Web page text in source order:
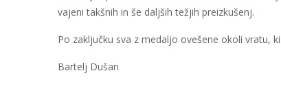
vajeni takšnih in še daljših težjih preizkušenj.
Po zaključku sva z medaljo ovešene okoli vratu,
Bartelj Dušan